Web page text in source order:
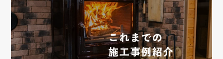
これまでの
施工事例紹介